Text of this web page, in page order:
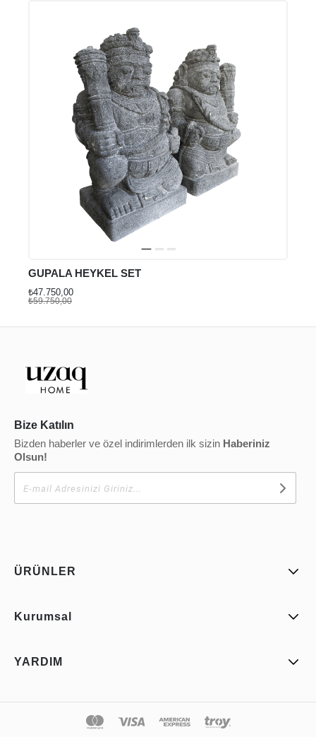
GUPALA HEYKEL SET
₺47.750,00
₺59.750,00
Bize Katılın
Bizden haberler ve özel indirimlerden ilk sizin Haberiniz
Olsun!
ÜRÜNLER
Kurumsal
YARDIM